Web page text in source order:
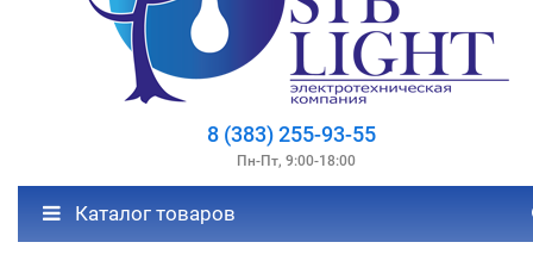
8 (383) 255-93-55
Пн-Пт, 9:00-18:00
Каталог товаров